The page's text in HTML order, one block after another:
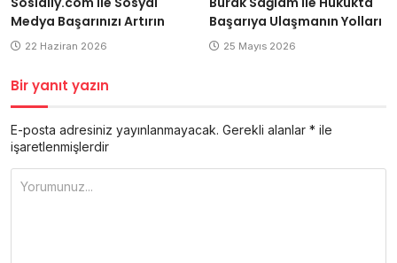
Medya Başarınızı Artırın
22 Haziran 2026
Başarıya Ulaşmanın Yolları
25 Mayıs 2026
Bir yanıt yazın
E-posta adresiniz yayınlanmayacak. Gerekli alanlar * ile
işaretlenmişlerdir